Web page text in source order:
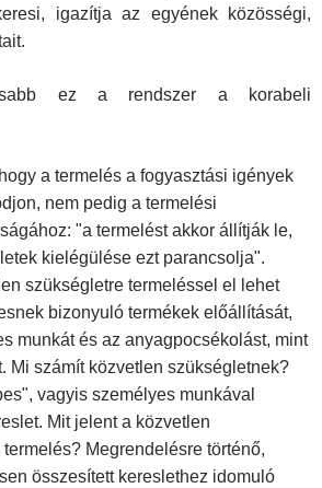
igazítja az egyének közösségi,
ez a rendszer a korabeli
a termelés a fogyasztási igények
nem pedig a termelési
"a termelést akkor állítják le,
kielégülése ezt parancsolja".
szükségletre termeléssel el lehet
bizonyuló termékek előállítását,
munkát és az anyagpocsékolást, mint
Mi számít közvetlen szükségletnek?
vagyis személyes munkával
Mit jelent a közvetlen
Megrendelésre történő,
összesített kereslethez idomuló